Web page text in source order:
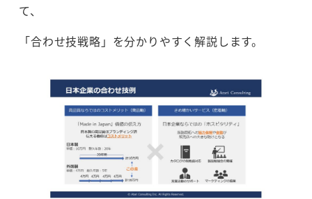
て、
「合わせ技戦略」を分かりやすく解説します。